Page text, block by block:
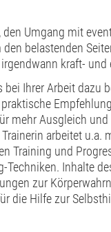
Umgang mit
belastenden
kraft-
Ihrer Arbeit dazu
mehr Ausgleich
arbeitet u.a.
Training und
Inhalte
zur
die Hilfe zur